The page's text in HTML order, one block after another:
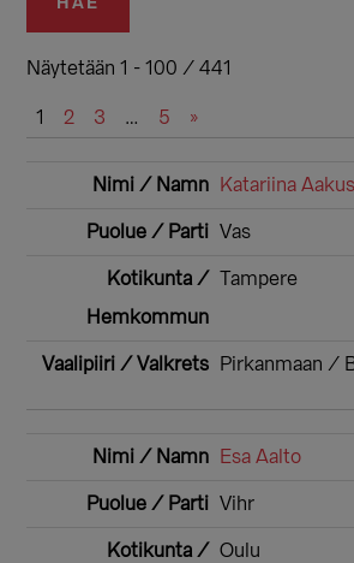
Näytetään 1 - 100 / 441
1 2 3 … 5
»
Katariina Aakus
Vas
Tampere
Pirkanmaan /
Esa Aalto
Vihr
Oulu